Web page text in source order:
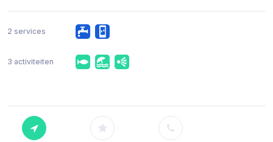
2 services
3 activiteiten